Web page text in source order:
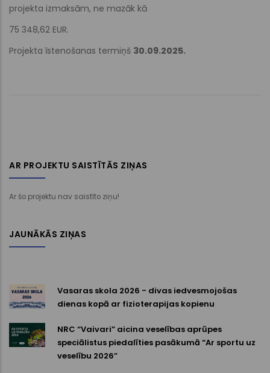
projekta izmaksām, ne mazāk kā
75 348,62 EUR.
Projekta īstenošanas termiņš 30.09.2025.
AR PROJEKTU SAISTĪTĀS ZIŅAS
Ar šo projektu nav saistīto ziņu!
JAUNĀKĀS ZIŅAS
Vasaras skola 2026 - divas iedvesmojošas
dienas kopā ar fizioterapijas kopienu
NRC “Vaivari” aicina veselības aprūpes
speciālistus piedalīties pasākumā “Ar sportu uz
veselību 2026”